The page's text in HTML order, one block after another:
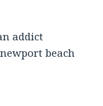
addict
beach